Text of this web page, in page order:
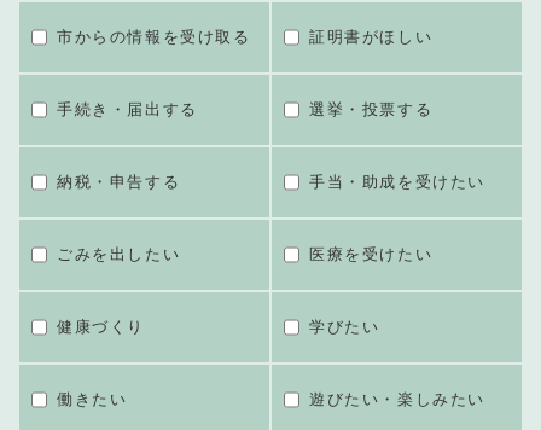
市からの情報を受け取る 証明書がほしい
手続き・届出する 選挙・投票する
納税・申告する 手当・助成を受けたい
ごみを出したい 医療を受けたい
健康づくり 学びたい
働きたい 遊びたい・楽しみたい